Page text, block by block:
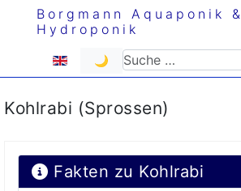
Borgmann Aquaponik &
Hydroponik
Sprache auswählen
🌙 Suchen
Kohlrabi (Sprossen)
Fakten zu Kohlrabi